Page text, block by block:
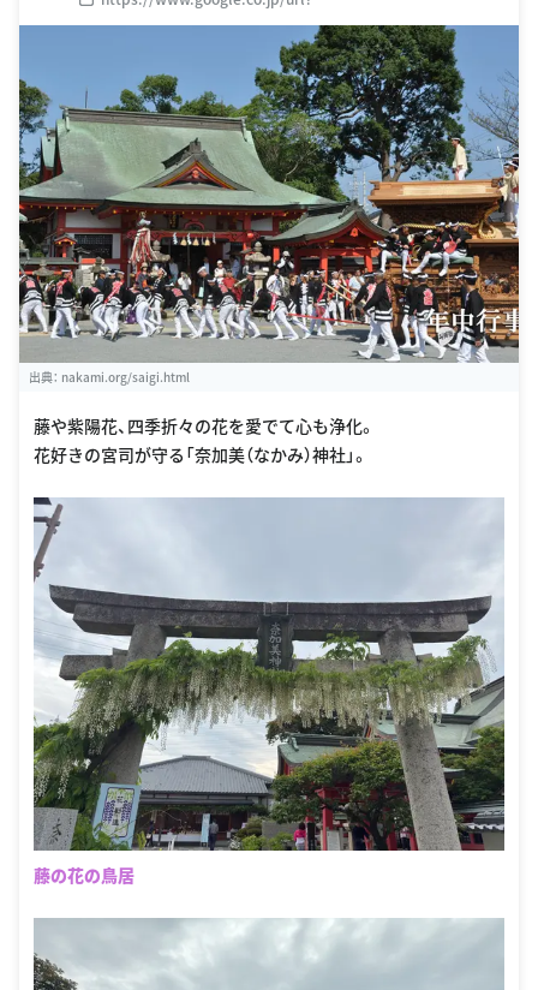
sa=t&rct=j&q=&esrc=s&source=web&cd=1&cad=rja&uact=
8&ved=0CCgQFjAA&url=http://www.nakami.org/&ei=6EEl
U6ewEoWqkwXctICIAQ&usg=AFQjCNHnyR4yIh94ybkNjCa
CGuVRLmbNnQ&sig2=aiy9QyQ9r01s_3y_uTqAkw&bvm=bv
.62922401,d.dGI
出典： nakami.org/saigi.html
藤や紫陽花、四季折々の花を愛でて心も浄化。
花好きの宮司が守る「奈加美（なかみ）神社」。
藤の花の鳥居